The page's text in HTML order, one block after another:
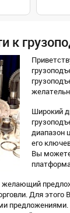
к
Широкий
диапазон
его
Вы можете
желающий
Для
предложениями.